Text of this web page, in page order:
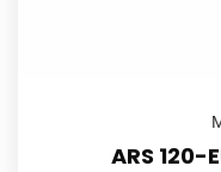
ARS 120-